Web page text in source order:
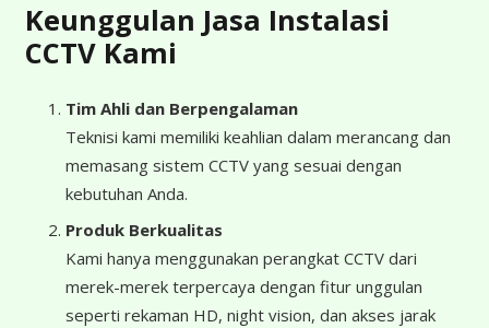
Keunggulan Jasa Instalasi
CCTV Kami
Tim Ahli dan Berpengalaman
Teknisi kami memiliki keahlian dalam merancang dan
memasang sistem CCTV yang sesuai dengan
kebutuhan Anda.
Produk Berkualitas
Kami hanya menggunakan perangkat CCTV dari
merek-merek terpercaya dengan fitur unggulan
seperti rekaman HD, night vision, dan akses jarak